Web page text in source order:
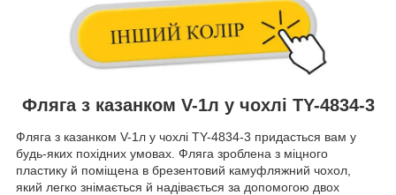
Фляга з казанком V-1л у чохлі TY-4834-3
Фляга з казанком V-1л у чохлі TY-4834-3 придасться вам у
будь-яких похідних умовах. Фляга зроблена з міцного
пластику й поміщена в брезентовий камуфляжний чохол,
який легко знімається й надівається за допомогою двох